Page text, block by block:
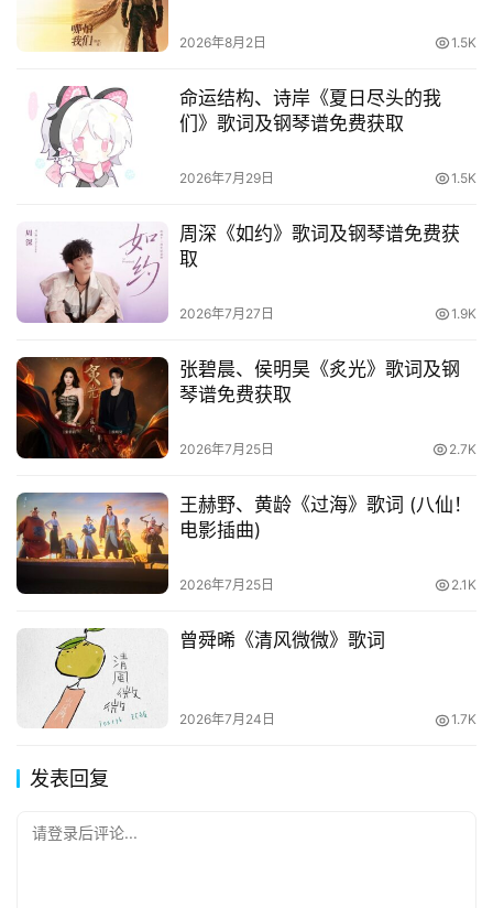
2026年8月2日 1.5K
命运结构、诗岸《夏日尽头的我
们》歌词及钢琴谱免费获取
2026年7月29日 1.5K
周深《如约》歌词及钢琴谱免费获
取
2026年7月27日 1.9K
张碧晨、侯明昊《炙光》歌词及钢
琴谱免费获取
2026年7月25日 2.7K
王赫野、黄龄《过海》歌词 (八仙！
电影插曲)
2026年7月25日 2.1K
曾舜晞《清风微微》歌词
2026年7月24日 1.7K
发表回复
请登录后评论...